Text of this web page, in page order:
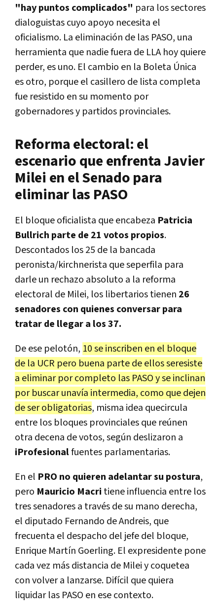
"hay puntos complicados" para los sectores
dialoguistas cuyo apoyo necesita el
oficialismo. La eliminación de las PASO, una
herramienta que nadie fuera de LLA hoy quiere
perder, es uno. El cambio en la Boleta Única
es otro, porque el casillero de lista completa
fue resistido en su momento por
gobernadores y partidos provinciales.
Reforma electoral: el
escenario que enfrenta Javier
Milei en el Senado para
eliminar las PASO
El bloque oficialista que encabeza Patricia
Bullrich parte de 21 votos propios.
Descontados los 25 de la bancada
peronista/kirchnerista que seperfila para
darle un rechazo absoluto a la reforma
electoral de Milei, los libertarios tienen 26
senadores con quienes conversar para
tratar de llegar a los 37.
De ese pelotón, 10 se inscriben en el bloque
de la UCR pero buena parte de ellos seresiste
a eliminar por completo las PASO y se inclinan
por buscar unavía intermedia, como que dejen
de ser obligatorias, misma idea quecircula
entre los bloques provinciales que reúnen
otra decena de votos, según deslizaron a
iProfesionalfuentes parlamentarias.
En el PRO no quieren adelantar su postura,
pero Mauricio Macri tiene influencia entre los
tres senadores a través de su mano derecha,
el diputado Fernando de Andreis, que
frecuenta el despacho del jefe del bloque,
Enrique Martín Goerling. El expresidente pone
cada vez más distancia de Milei y coquetea
con volver a lanzarse. Difícil que quiera
liquidar las PASO en ese contexto.